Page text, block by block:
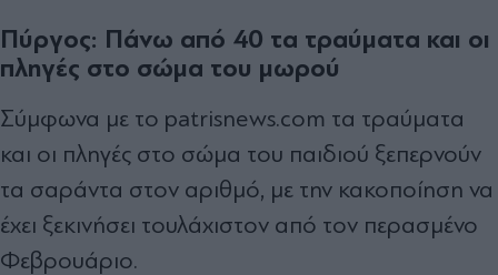
Πύργος: Πάνω από 40 τα τραύματα και οι
πληγές στο σώμα του μωρού
Σύμφωνα με το patrisnews.com τα τραύματα
και οι πληγές στο σώμα του παιδιού ξεπερνούν
τα σαράντα στον αριθμό, με την κακοποίηση να
έχει ξεκινήσει τουλάχιστον από τον περασμένο
Φεβρουάριο.